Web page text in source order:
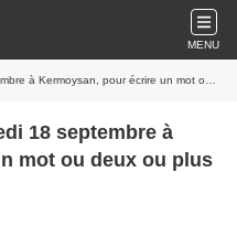
MENU
pour écrire un mot ou deux ou plus ...
18 septembre à
mot ou deux ou plus